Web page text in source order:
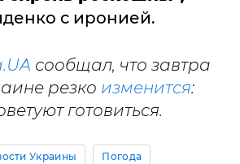
с иронией.
сообщал, что завтра
резко изменится:
готовиться.
Украины Погода